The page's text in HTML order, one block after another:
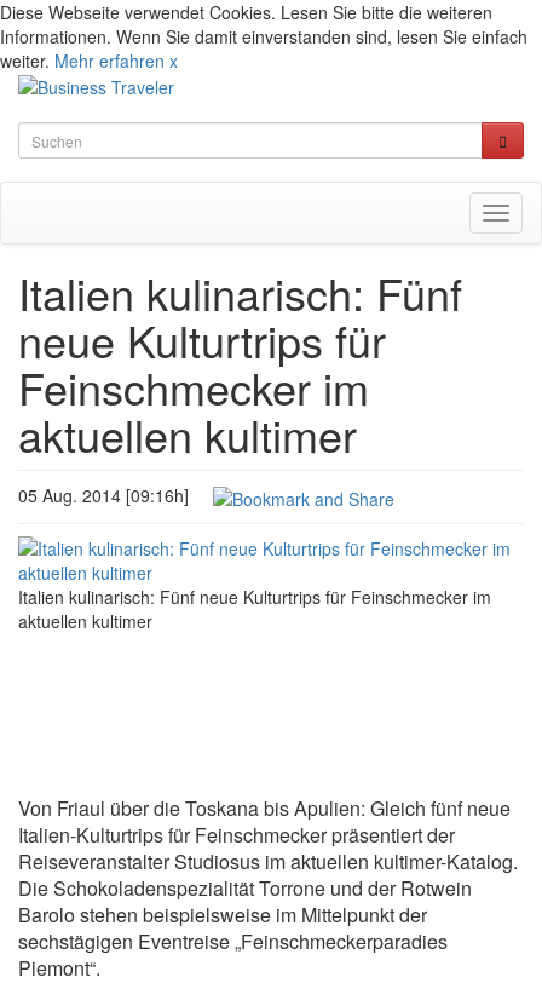
Diese Webseite verwendet Cookies. Lesen Sie bitte die weiteren
Informationen. Wenn Sie damit einverstanden sind, lesen Sie einfach
weiter. Mehr erfahren x
Italien kulinarisch: Fünf
neue Kulturtrips für
Feinschmecker im
aktuellen kultimer
05 Aug. 2014 [09:16h]
Italien kulinarisch: Fünf neue Kulturtrips für Feinschmecker im
aktuellen kultimer
Von Friaul über die Toskana bis Apulien: Gleich fünf neue
Italien-Kulturtrips für Feinschmecker präsentiert der
Reiseveranstalter Studiosus im aktuellen kultimer-Katalog.
Die Schokoladenspezialität Torrone und der Rotwein
Barolo stehen beispielsweise im Mittelpunkt der
sechstägigen Eventreise „Feinschmeckerparadies
Piemont“.